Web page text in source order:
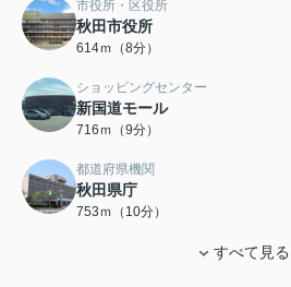
市役所・区役所
秋田市役所
614ｍ（8分）
ショッピングセンター
新国道モール
716ｍ（9分）
都道府県機関
秋田県庁
753ｍ（10分）
すべて見る